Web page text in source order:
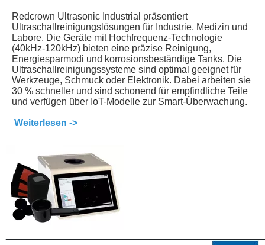
Redcrown Ultrasonic Industrial präsentiert
Ultraschallreinigungslösungen für Industrie, Medizin und
Labore. Die Geräte mit Hochfrequenz-Technologie
(40kHz-120kHz) bieten eine präzise Reinigung,
Energiesparmodi und korrosionsbeständige Tanks. Die
Ultraschallreinigungssysteme sind optimal geeignet für
Werkzeuge, Schmuck oder Elektronik. Dabei arbeiten sie
30 % schneller und sind schonend für empfindliche Teile
und verfügen über IoT-Modelle zur Smart-Überwachung.
Weiterlesen ->